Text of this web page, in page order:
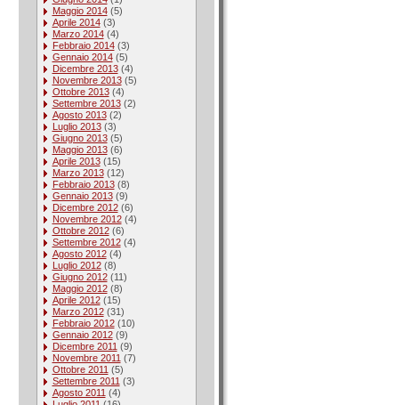
Maggio 2014(5)
Aprile 2014(3)
Marzo 2014(4)
Febbraio 2014(3)
Gennaio 2014(5)
Dicembre 2013(4)
Novembre 2013(5)
Ottobre 2013(4)
Settembre 2013(2)
Agosto 2013(2)
Luglio 2013(3)
Giugno 2013(5)
Maggio 2013(6)
Aprile 2013(15)
Marzo 2013(12)
Febbraio 2013(8)
Gennaio 2013(9)
Dicembre 2012(6)
Novembre 2012(4)
Ottobre 2012(6)
Settembre 2012(4)
Agosto 2012(4)
Luglio 2012(8)
Giugno 2012(11)
Maggio 2012(8)
Aprile 2012(15)
Marzo 2012(31)
Febbraio 2012(10)
Gennaio 2012(9)
Dicembre 2011 (9)
Novembre 2011 (7)
Ottobre 2011 (5)
Settembre 2011 (3)
Agosto 2011 (4)